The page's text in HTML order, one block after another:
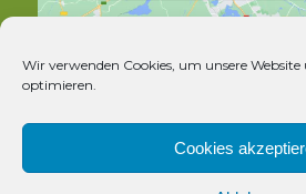
Wir verwenden Cookies, um unsere Website
optimieren.
Cookies